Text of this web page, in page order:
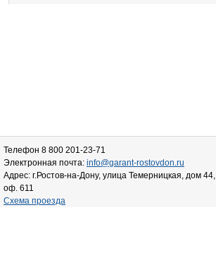
Телефон 8 800 201-23-71
Электронная почта: info@garant-rostovdon.ru
Адрес: г.Ростов-на-Дону, улица Темерницкая, дом 44,
оф. 611
Схема проезда